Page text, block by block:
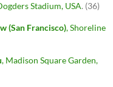
Stadium, USA. (36)
(San Francisco), Shoreline
, Madison Square Garden,